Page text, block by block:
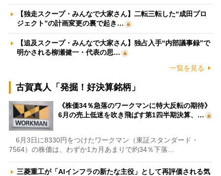
【独走スクープ・みんなで大家さん】二転三転した“成田プロ
ジェクト”の計画変更の裏で起き…
【追及スクープ・みんなで大家さん】独占入手“内部議事録”で
明かされる柳瀬健一・代表の思…
一覧を見る
古賀真人「発掘！好決算銘柄」
《株価34％急落のワークマンに特大反転の期待》
6月の売上低迷を吹き飛ばす第1四半期決算、…
6月3日に8330円をつけたワークマン（東証スタンダード・
7564）の株価は、わずか1カ月あまりで約34％下落…
三菱重工が「AIインフラの新たな主役」として再評価される気